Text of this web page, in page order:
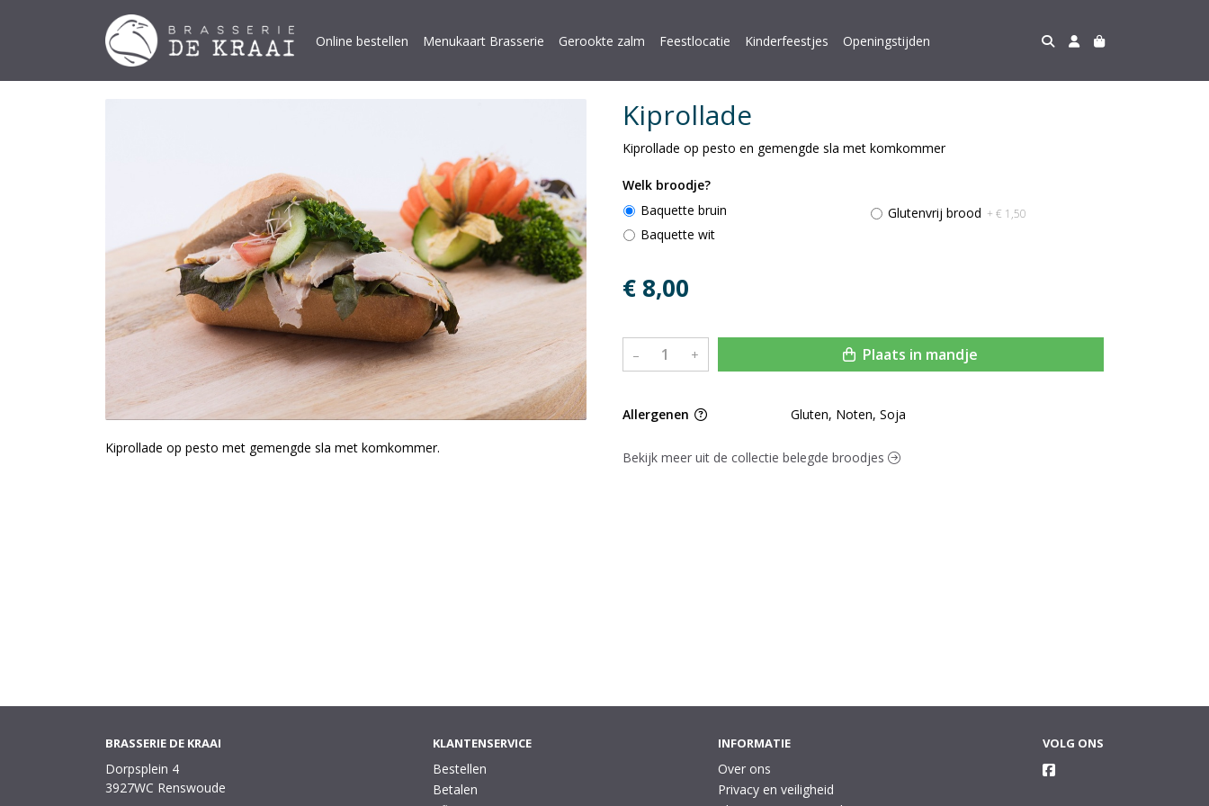
Online bestellen Menukaart Brasserie Gerookte zalm Feestlocatie Kinderfeestjes Openingstijden
Kiprollade op pesto met gemengde sla met komkommer.
Kiprollade
Kiprollade op pesto en gemengde sla met komkommer
Welk broodje?
Baquette bruin
Baquette wit
Glutenvrij brood + € 1,50
€ 8,00
– + Plaats in mandje
Allergenen Gluten, Noten, Soja
Bekijk meer uit de collectie belegde broodjes
BRASSERIE DE KRAAI
Dorpsplein 4
3927WC Renswoude
KLANTENSERVICE
Bestellen
Betalen
INFORMATIE
Over ons
Privacy en veiligheid
VOLG ONS